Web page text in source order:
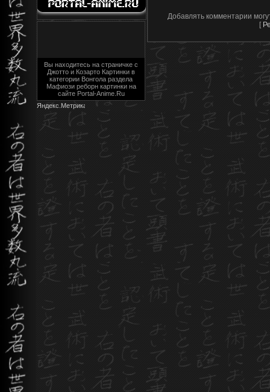
Вы находитесь на страничке с
Джотто и Козарто Картинки в
категории Вонгола раздела
Мафиози реборн картинки на
сайте Portal-Anime.Ru
Добавлять комментарии
[